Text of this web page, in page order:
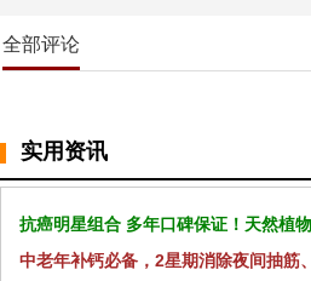
全部评论
实用资讯
抗癌明星组合 多年口碑保证！天然植
中老年补钙必备，2星期消除夜间抽筋